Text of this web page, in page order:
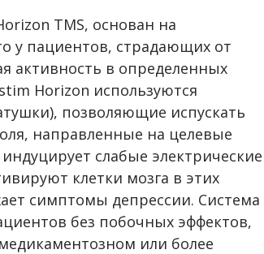
TMS, основан на
у пациентов, страдающих от
активность в определенных
Horizon используются
позволяющие испускать
направленные на целевые
слабые электрические
клетки мозга в этих
симптомы депрессии. Система
без побочных эффектов,
или более